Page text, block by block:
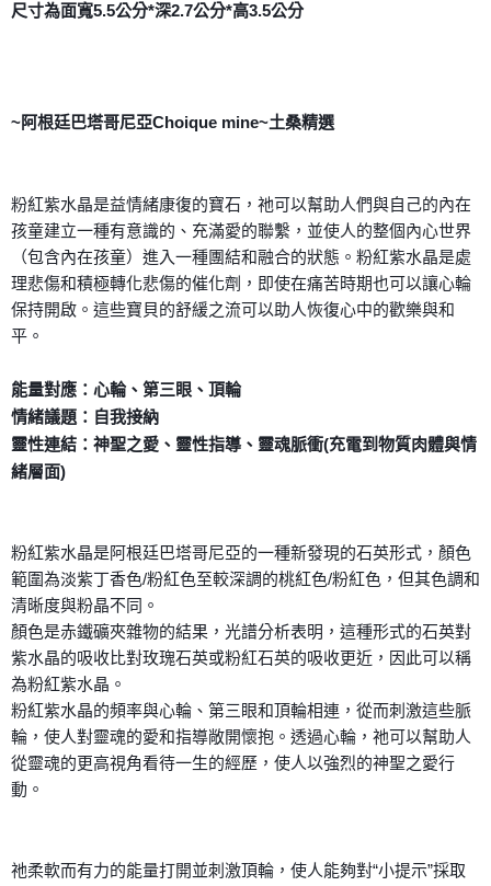
免運費
尺寸為面寬5.5公分*深2.7公分*高3.5公分
~阿根廷巴塔哥尼亞Choique mine~土桑精選
粉紅紫水晶是益情緒康復的寶石，祂可以幫助人們與自己的內在
孩童建立一種有意識的、充滿愛的聯繫，並使人的整個內心世界
（包含內在孩童）進入一種團結和融合的狀態。粉紅紫水晶是處
理悲傷和積極轉化悲傷的催化劑，即使在痛苦時期也可以讓心輪
保持開啟。這些寶貝的舒緩之流可以助人恢復心中的歡樂與和
平。
能量對應：心輪、第三眼、頂輪
情緒議題：自我接納
靈性連結：神聖之愛、靈性指導、靈魂脈衝(充電到物質肉體與情
緒層面)
粉紅紫水晶是阿根廷巴塔哥尼亞的一種新發現的石英形式，顏色
範圍為淡紫丁香色/粉紅色至較深調的桃紅色/粉紅色，但其色調和
清晰度與粉晶不同。
顏色是赤鐵礦夾雜物的結果，光譜分析表明，這種形式的石英對
紫水晶的吸收比對玫瑰石英或粉紅石英的吸收更近，因此可以稱
為粉紅紫水晶。
粉紅紫水晶的頻率與心輪、第三眼和頂輪相連，從而刺激這些脈
輪，使人對靈魂的愛和指導敞開懷抱。透過心輪，祂可以幫助人
從靈魂的更高視角看待一生的經歷，使人以強烈的神聖之愛行
動。
祂柔軟而有力的能量打開並刺激頂輪，使人能夠對“小提示”採取